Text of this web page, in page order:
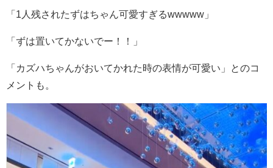
「 1 人残されたずはちゃん可愛すぎるwwwww 」
「ずは置いてかないでー！！」
「カズハちゃんがおいてかれた時の表情が可愛い」とのコ
メントも。